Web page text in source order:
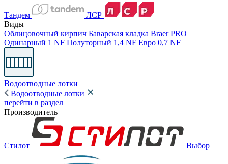
Тандем
ЛСР
Виды
Облицовочный кирпич Баварская кладка Braer PRO
Одинарный 1 NF Полуторный 1,4 NF Евро 0,7 NF
Водоотводные лотки
Водоотводные лотки
перейти в раздел
Производитель
Стилот Выбор